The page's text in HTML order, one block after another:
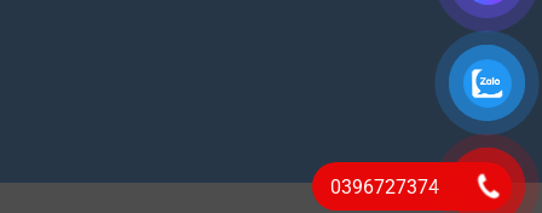
0396727374